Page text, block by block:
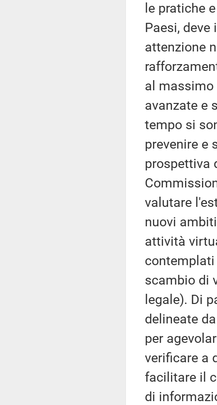
le pratiche
Paesi,
attenzione
al massimo
avanzate e
tempo si
prevenire e
prospettiva
valutare
nuovi
attività
scambio di
legale). Di
delineate
per
verificare a
facilitare il
di